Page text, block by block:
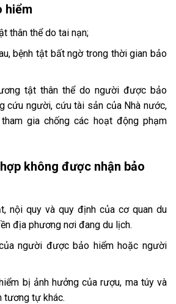
hiểm
thân thể do tai nạn;
bệnh tật bất ngờ trong thời gian bảo
tật thân thể do người được bảo
cứu người, cứu tài sản của Nhà nước,
gia chống các hoạt động phạm
không được nhận bảo
nội quy và quy định của cơ quan du
địa phương nơi đang du lịch.
người được bảo hiểm hoặc người
bị ảnh hưởng của rượu, ma túy và
tương tự khác.